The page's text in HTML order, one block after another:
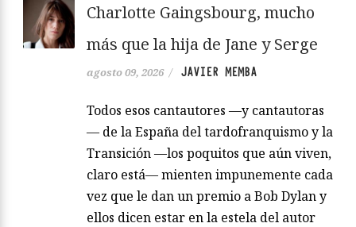
Charlotte Gaingsbourg, mucho
más que la hija de Jane y Serge
agosto 09, 2026 / JAVIER MEMBA
Todos esos cantautores —y cantautoras
— de la España del tardofranquismo y la
Transición —los poquitos que aún viven,
claro está— mienten impunemente cada
vez que le dan un premio a Bob Dylan y
ellos dicen estar en la estela del autor